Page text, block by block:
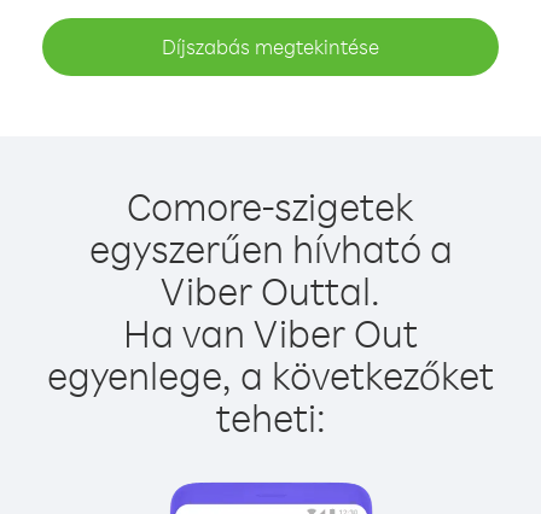
Díjszabás megtekintése
Comore-szigetek
egyszerűen hívható a
Viber Outtal.
Ha van Viber Out
egyenlege, a következőket
teheti: